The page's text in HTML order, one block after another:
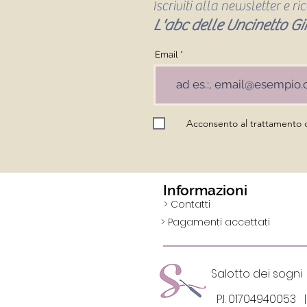
Iscriviti alla newsletter e
L'abc delle Uncinetto
Email
Acconsento al trattamento
Informazioni
> Contatti
> Pagamenti accettati
Salotto dei
P.I.